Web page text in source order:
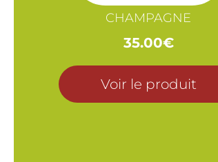
CHAMPAGNE
35.00€
Voir le produit